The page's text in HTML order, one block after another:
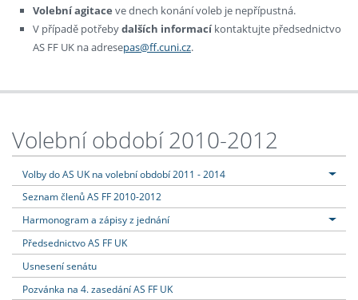
Volební agitace ve dnech konání voleb je nepřípustná.
V případě potřebydalších informacíkontaktujte předsednictvo
AS FF UK na adresepas@ff.cuni.cz.
Volební období 2010-2012
Volby do AS UK na volební období 2011 - 2014
Seznam členů AS FF 2010-2012
Harmonogram a zápisy z jednání
Předsednictvo AS FF UK
Usnesení senátu
Pozvánka na 4. zasedání AS FF UK